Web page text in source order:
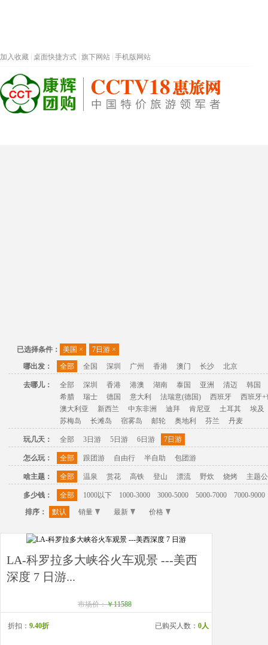
加入收藏 桌面快捷方式 旗下网站 手机版网站
已选择条件： 美国 × 7日游 ×
哪出发：
全部 全国 深圳 广州 香港 澳门 长沙 北京
去哪儿： 全部 深圳 香港 港澳 湖南 泰国 亚洲 清迈
韩国
希腊
瑞士 德国 意大利 法瑞意(德国) 西班牙
西班牙+
澳大利亚
新西兰 中东非洲 迪拜 肯尼亚 土耳其
埃及
苏梅岛
长滩岛 宿雾岛 邮轮 奥地利 芬兰 丹麦
玩几天： 全部 3日游 5日游 6日游 7日游
怎么玩： 全部 跟团游 自由行 半自助 包团游
啥主题： 全部 温泉 赏花 高铁 登山 漂流 野炊 烧烤 主题
多少钱： 全部 1000以下 1000-3000 3000-5000 5000-7000
7000-9000
排序：
默认 销量 最新 价格
LA-科罗拉多大峡谷火车观景 ---美西
深度 7 日游...
市场价：￥11588
折扣： 9.40折 已购买人数： 0人